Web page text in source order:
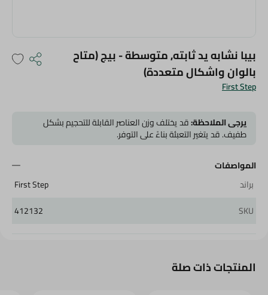
First Step
بيبا نشابه يد ثابته, متوسطة - بيج (متاح
بالوان واشكال متعددة)
يرجى الملاحظة:قد يختلف وزن العناصر القابلة للتحجيم بشكل
طفيف. قد يتغير التعبئة بناءً على التوفر.
المواصفات
براند
First Step
SKU
412132
المنتجات ذات صلة